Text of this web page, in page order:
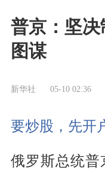
普京：坚
图谋
新华社 05-10 02:36
要炒股，先开
俄罗斯总统普